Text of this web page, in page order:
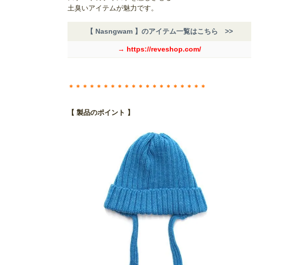
土臭いアイテムが魅力です。
【 Nasngwam 】のアイテム一覧はこちら >>
→ https://reveshop.com/
＊＊＊＊＊＊＊＊＊＊＊＊＊＊＊＊＊＊＊＊
【 製品のポイント 】